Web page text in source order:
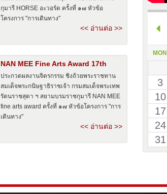
กุมารี HORSE อะวอร์ด ครั้งที่ ๑๗ หัวข้อ
โครงการ "การเดินทาง"
<< อ่านต่อ >>
NAN MEE Fine Arts Award 17th
ประกวดผลงานจิตรกรรม ชิงถ้วยพระราชทาน
สมเด็จพระกนิษฐาธิราชเจ้า กรมสมเด็จพระเทพ
รัตนราชสุดา ฯ สยามบรมราชกุมารี NAN MEE
fine arts award ครั้งที่ ๑๗ หัวข้อโครงการ "การ
เดินทาง"
<< อ่านต่อ >>
MON
3
10
17
24
31